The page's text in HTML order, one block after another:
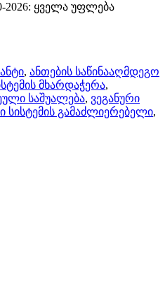
ყველა უფლება
, ანთების საწინააღმდეგო
მხარდაჭერა,
საშუალება, ვეგანური
სისტემის გამაძლიერებელი,